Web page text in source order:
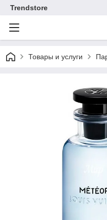
Trendstore
Товары и услуги